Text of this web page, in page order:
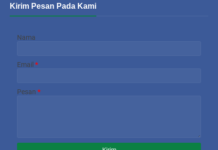
Kirim Pesan Pada Kami
Nama
Email *
Pesan *